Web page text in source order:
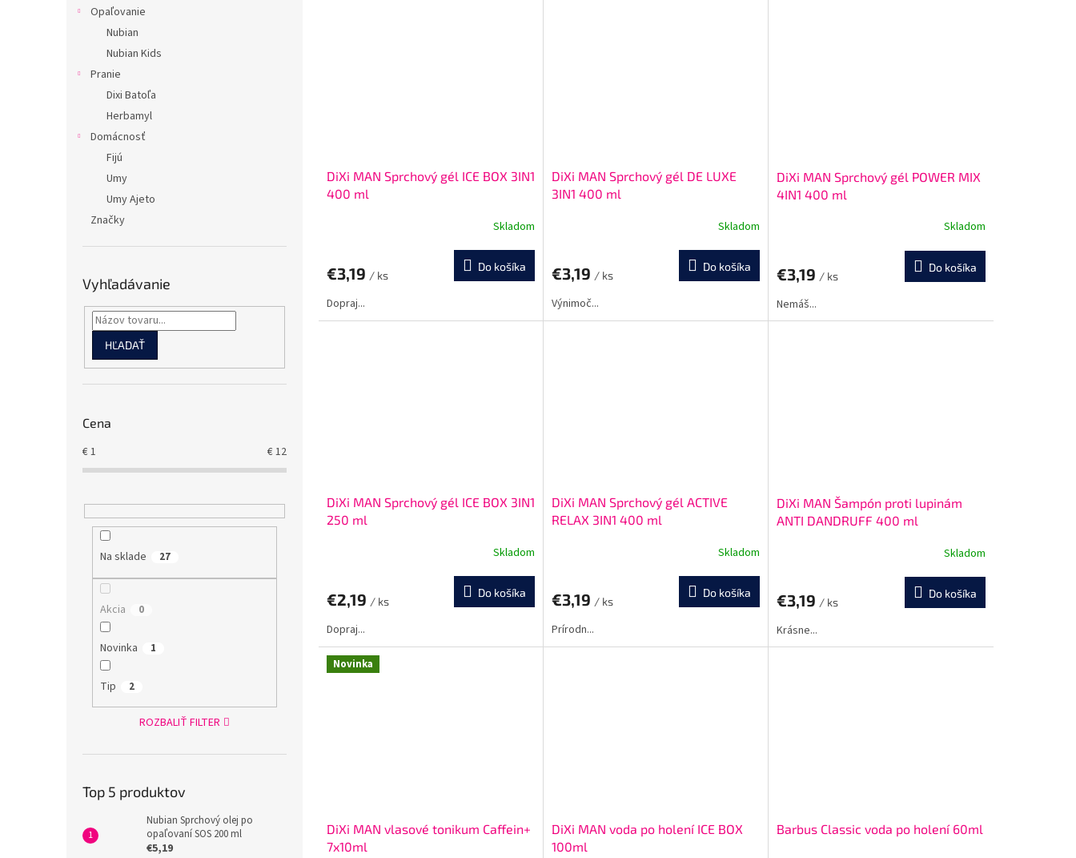
Opaľovanie
Nubian
Nubian Kids
Pranie
Dixi Batoľa
Herbamyl
Domácnosť
Fijú
Umy
Umy Ajeto
Značky
Vyhľadávanie
HĽADAŤ
Cena
€1 €12
Na sklade 27
Akcia 0
Novinka 1
Tip 2
ROZBALIŤ FILTER
Top 5 produktov
Nubian Sprchový olej po
opaľovaní SOS 200 ml
€5,19
DiXi MAN Sprchový gél ICE BOX 3IN1
400 ml
Skladom
€3,19 / ks
Do košíka
Dopraj...
DiXi MAN Sprchový gél DE LUXE
3IN1 400 ml
Skladom
€3,19 / ks
Do košíka
Výnimoč...
DiXi MAN Sprchový gél POWER MIX
4IN1 400 ml
Skladom
€3,19 / ks
Do košíka
Nemáš...
DiXi MAN Sprchový gél ICE BOX 3IN1
250 ml
Skladom
€2,19 / ks
Do košíka
Dopraj...
DiXi MAN Sprchový gél ACTIVE
RELAX 3IN1 400 ml
Skladom
€3,19 / ks
Do košíka
Prírodn...
DiXi MAN Šampón proti lupinám
ANTI DANDRUFF 400 ml
Skladom
€3,19 / ks
Do košíka
Krásne...
Novinka
DiXi MAN vlasové tonikum Caffein+
7x10ml
DiXi MAN voda po holení ICE BOX
100ml
Barbus Classic voda po holení 60ml